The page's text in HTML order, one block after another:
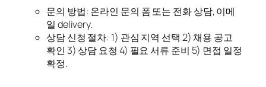
문의 방법: 온라인 문의 폼 또는 전화 상담, 이메
일 delivery.
상담 신청 절차: 1) 관심 지역 선택 2) 채용 공고
확인 3) 상담 요청 4) 필요 서류 준비 5) 면접 일정
확정.